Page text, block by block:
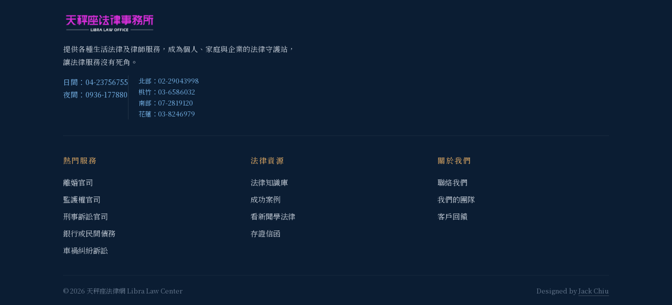
提供各種生活法律及律師服務，成為個人、家庭與企業的法律守護站，
讓法律服務沒有死角。
日間：04-23756755
夜間：0936-177880
北部：02-29043998
桃竹：03-6586032
南部：07-2819120
花蓮：03-8246979
熱門服務
離婚官司
監護權官司
刑事訴訟官司
銀行或民間債務
車禍糾紛訴訟
法律資源
法律知識庫
成功案例
看新聞學法律
存證信函
關於我們
聯絡我們
我們的團隊
客戶回饋
© 2026 天秤座法律網 Libra Law Center Designed byJack Chiu